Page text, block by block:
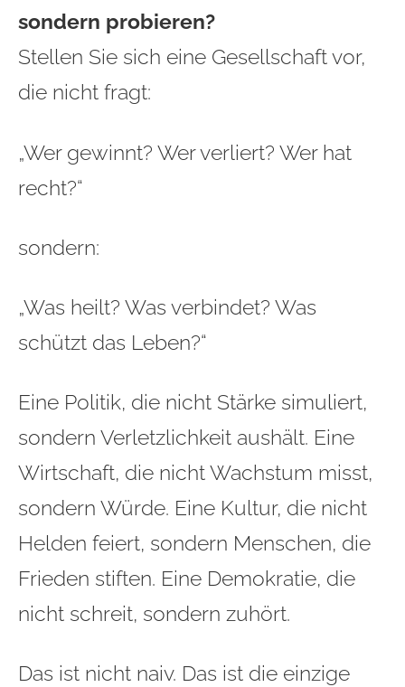
sondern probieren?
Stellen Sie sich eine Gesellschaft vor,
die nicht fragt:
„Wer gewinnt? Wer verliert? Wer hat
recht?“
sondern:
„Was heilt? Was verbindet? Was
schützt das Leben?“
Eine Politik, die nicht Stärke simuliert,
sondern Verletzlichkeit aushält. Eine
Wirtschaft, die nicht Wachstum misst,
sondern Würde. Eine Kultur, die nicht
Helden feiert, sondern Menschen, die
Frieden stiften. Eine Demokratie, die
nicht schreit, sondern zuhört.
Das ist nicht naiv. Das ist die einzige